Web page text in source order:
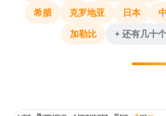
希腊
克罗地亚 日本
加勒比
+ 还有几十